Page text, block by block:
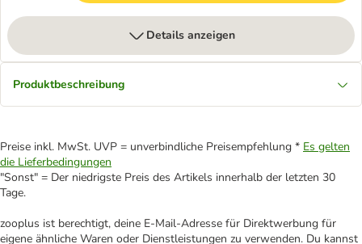
Details anzeigen
Produktbeschreibung
Preise inkl. MwSt. UVP = unverbindliche Preisempfehlung * Es gelten
die Lieferbedingungen
"Sonst" = Der niedrigste Preis des Artikels innerhalb der letzten 30
Tage.
zooplus ist berechtigt, deine E-Mail-Adresse für Direktwerbung für
eigene ähnliche Waren oder Dienstleistungen zu verwenden. Du kannst